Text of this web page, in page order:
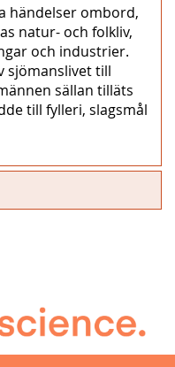
händelser ombord,
natur- och folkliv,
och industrier.
sjömanslivet till
sällan tilläts
till fylleri, slagsmål